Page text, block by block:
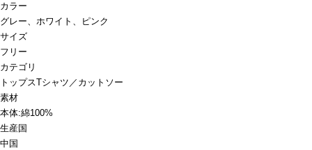
カラー
グレー、ホワイト、ピンク
サイズ
フリー
カテゴリ
トップスTシャツ／カットソー
素材
本体:綿100%
生産国
中国